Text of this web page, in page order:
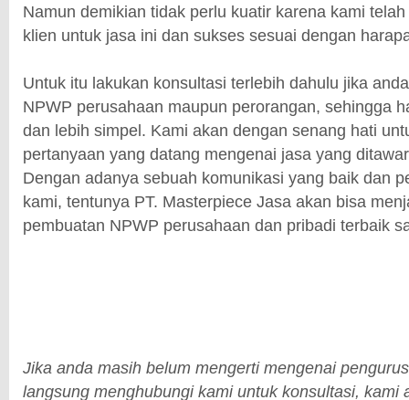
Namun demikian tidak perlu kuatir karena kami
klien untuk jasa ini dan sukses sesuai dengan
Untuk itu lakukan konsultasi terlebih dahulu jika
NPWP perusahaan maupun perorangan, sehingga
dan lebih simpel. Kami akan dengan senang hati
pertanyaan yang datang mengenai jasa yang
Dengan adanya sebuah komunikasi yang baik dan
kami, tentunya PT. Masterpiece Jasa akan bisa
pembuatan NPWP perusahaan dan pribadi terbaik
Jika anda masih belum mengerti mengenai
langsung menghubungi kami untuk konsultasi, kami